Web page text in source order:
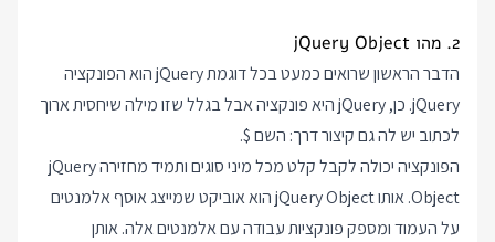
2. מהו jQuery Object
הדבר הראשון שרואים כמעט בכל דוגמת jQuery הוא הפונקציה
jQuery. כן, jQuery היא פונקציה אבל בגלל שזו מילה שיחסית ארוך
לכתוב יש לה גם קיצור דרך: השם $.
הפונקציה יכולה לקבל קלט מכל מיני סוגים ותמיד מחזירה jQuery
Object. אותו jQuery Object הוא אוביקט שמייצג אוסף אלמנטים
על העמוד ומספק פונקציות עבודה עם אלמנטים אלה. אותן